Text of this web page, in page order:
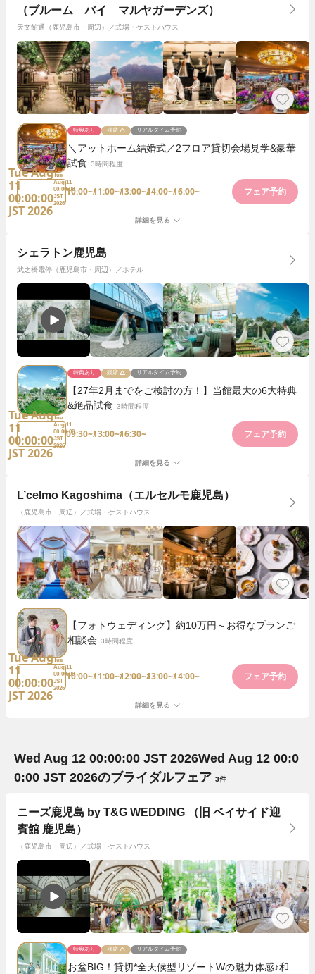
（ブルーム バイ マルヤガーデンズ）
天文館通（鹿児島市・周辺）／式場・ゲストハウス
特典あり 残席 リアルタイム予約
＼アットホーム結婚式／2フロア貸切会場見学&豪華
試食 3時間程度
Tue Aug
11
00:00:00
JST 2026
Tue
Aug 11
00:00:00
JST
2026
10:00~11:00~13:00~14:00~16:00~ フェア予約
詳細を見る
シェラトン鹿児島
武之橋電停（鹿児島市・周辺）／ホテル
特典あり 残席 リアルタイム予約
【27年2月までをご検討の方！】当館最大の6大特典
&絶品試食 3時間程度
Tue Aug
11
00:00:00
JST 2026
Tue
Aug 11
00:00:00
JST
2026
09:30~13:00~16:30~ フェア予約
詳細を見る
L’celmo Kagoshima（エルセルモ鹿児島）
（鹿児島市・周辺）／式場・ゲストハウス
【フォトウェディング】約10万円～お得なプランご
相談会 3時間程度
Tue Aug
11
00:00:00
JST 2026
Tue
Aug 11
00:00:00
JST
2026
10:00~11:00~12:00~13:00~14:00~ フェア予約
詳細を見る
Wed Aug 12 00:00:00 JST 2026Wed Aug 12 00:0
0:00 JST 2026のブライダルフェア 3件
ニーズ鹿児島 by T&G WEDDING （旧 ベイサイド迎
賓館 鹿児島）
（鹿児島市・周辺）／式場・ゲストハウス
特典あり 残席 リアルタイム予約
お盆BIG！貸切*全天候型リゾートWの魅力体感♪和